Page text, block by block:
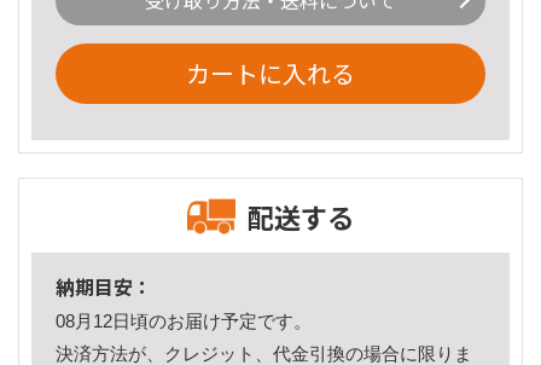
カートに入れる
配送する
納期目安：
08月12日頃のお届け予定です。
決済方法が、クレジット、代金引換の場合に限りま